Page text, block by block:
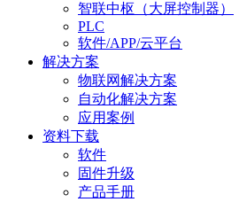
智联中枢（大屏控制器）
PLC
软件/APP/云平台
解决方案
物联网解决方案
自动化解决方案
应用案例
资料下载
软件
固件升级
产品手册